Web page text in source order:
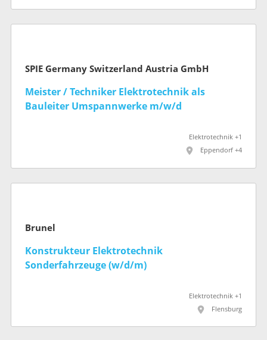
SPIE Germany Switzerland Austria GmbH
Meister / Techniker Elektrotechnik als
Bauleiter Umspannwerke m/w/d
Elektrotechnik +1
Eppendorf +4
Brunel
Konstrukteur Elektrotechnik
Sonderfahrzeuge (w/d/m)
Elektrotechnik +1
Flensburg